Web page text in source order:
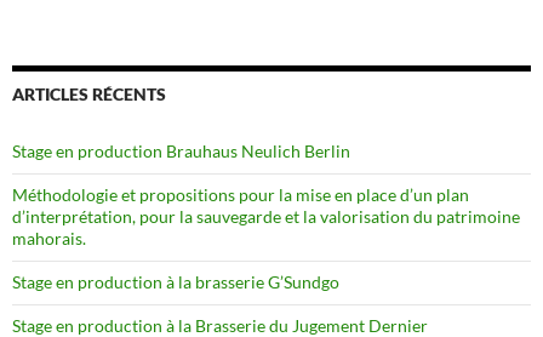
ARTICLES RÉCENTS
Stage en production Brauhaus Neulich Berlin
Méthodologie et propositions pour la mise en place d’un plan
d’interprétation, pour la sauvegarde et la valorisation du patrimoine
mahorais.
Stage en production à la brasserie G’Sundgo
Stage en production à la Brasserie du Jugement Dernier